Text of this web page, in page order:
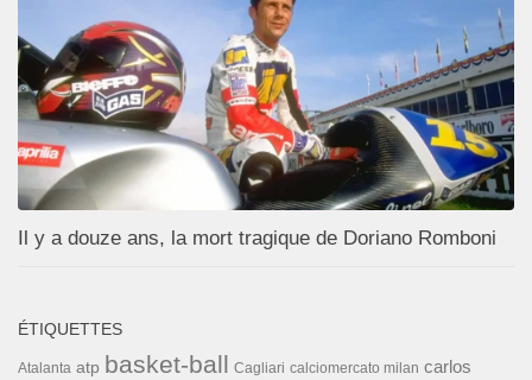
Il y a douze ans, la mort tragique de Doriano Romboni
ÉTIQUETTES
Atalanta atp basket-ball Cagliari calciomercato milan carlos